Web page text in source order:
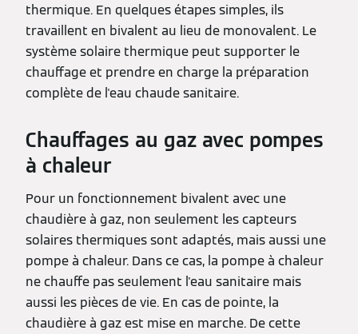
thermique. En quelques étapes simples, ils
travaillent en bivalent au lieu de monovalent. Le
système solaire thermique peut supporter le
chauffage et prendre en charge la préparation
complète de l'eau chaude sanitaire.
Chauffages au gaz avec pompes
à chaleur
Pour un fonctionnement bivalent avec une
chaudière à gaz, non seulement les capteurs
solaires thermiques sont adaptés, mais aussi une
pompe à chaleur. Dans ce cas, la pompe à chaleur
ne chauffe pas seulement l'eau sanitaire mais
aussi les pièces de vie. En cas de pointe, la
chaudière à gaz est mise en marche. De cette